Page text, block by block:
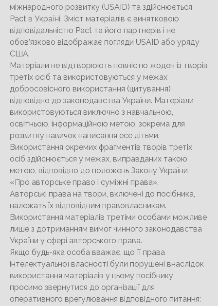
міжнародного розвитку (USAID) та здійснюється
Pact в Україні. Зміст матеріалів є винятковою
відповідальністю Pact та його партнерів і не
обов’язково відображає погляди USAID або уряду
США.
Матеріали не відтворюють повністю жоден із творів
третіх осіб та використовуються у межах
добросовісного використання (цитування)
відповідно до законодавства України. Матеріали
використовуються виключно з навчальною,
освітньою, інформаційною метою, зокрема для
розвитку навичок написання есе дітьми.
Використання окремих фрагментів творів третіх
осіб здійснюється у межах, виправданих такою
метою, відповідно до положень Закону України
«Про авторське право і суміжні права».
Авторські права на твори, включені до посібника,
належать їх відповідним правовласникам.
Використання матеріалів третіми особами можливе
лише з дотриманням вимог чинного законодавства
України у сфері авторського права.
Якщо будь-яка особа вважає, що її права
інтелектуальної власності були порушені внаслідок
використання матеріалів у цьому посібнику,
просимо звернутися до організації для
оперативного врегулювання відповідного питання: